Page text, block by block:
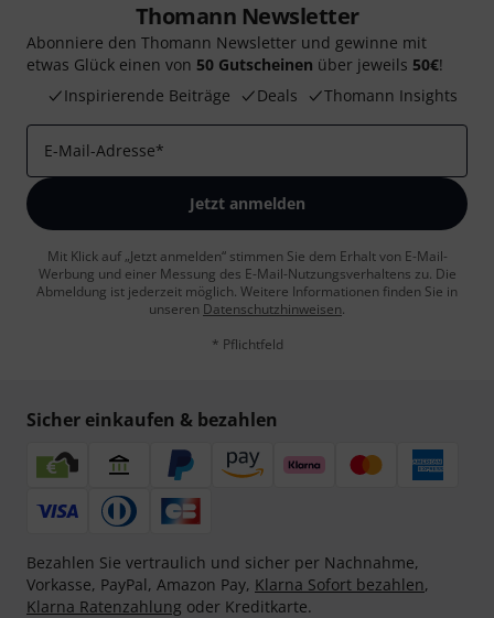
Thomann Newsletter
Abonniere den Thomann Newsletter und gewinne mit
etwas Glück einen von 50 Gutscheinen über jeweils 50€!
Inspirierende Beiträge
Deals Thomann Insights
E-Mail-Adresse*
Jetzt anmelden
Mit Klick auf „Jetzt anmelden“ stimmen Sie dem Erhalt von E-Mail-
Werbung und einer Messung des E-Mail-Nutzungsverhaltens zu. Die
Abmeldung ist jederzeit möglich. Weitere Informationen finden Sie in
unseren Datenschutzhinweisen.
* Pflichtfeld
Sicher einkaufen & bezahlen
Bezahlen Sie vertraulich und sicher per Nachnahme,
Vorkasse, PayPal, Amazon Pay, Klarna Sofort bezahlen,
Klarna Ratenzahlung oder Kreditkarte.